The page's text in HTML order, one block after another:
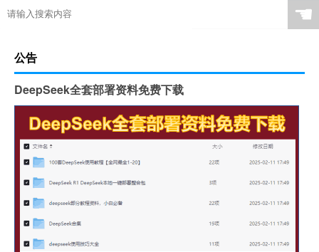
☚
公告
DeepSeek全套部署资料免费下载